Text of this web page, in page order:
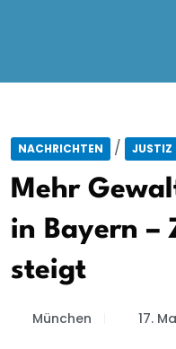
NACHRICHTEN / JUSTIZ
Mehr
in Bayern –
steigt
München 17.